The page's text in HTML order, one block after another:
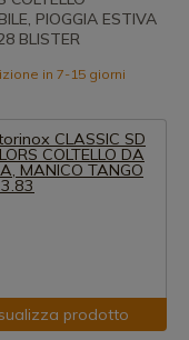
PIOGGIA ESTIVA
BLISTER
in 7-15 giorni
prodotto